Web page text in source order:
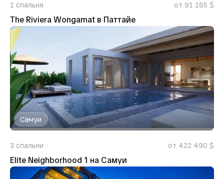
1 спальня от 91 185 $
The Riviera Wongamat в Паттайе
Самуи
3 спальни от 422 490 $
Elite Neighborhood 1 на Самуи